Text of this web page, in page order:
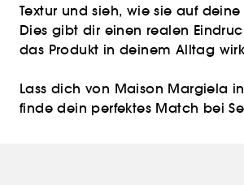
Textur und sieh, wie sie auf
Dies gibt dir einen realen
das Produkt in deinem Alltag
Lass dich von Maison Margiela
finde dein perfektes Match bei